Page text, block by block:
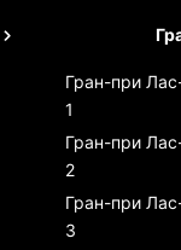
Гран-при
1
Гран-при
2
Гран-при
3